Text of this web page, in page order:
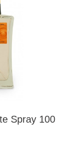
Spray 100